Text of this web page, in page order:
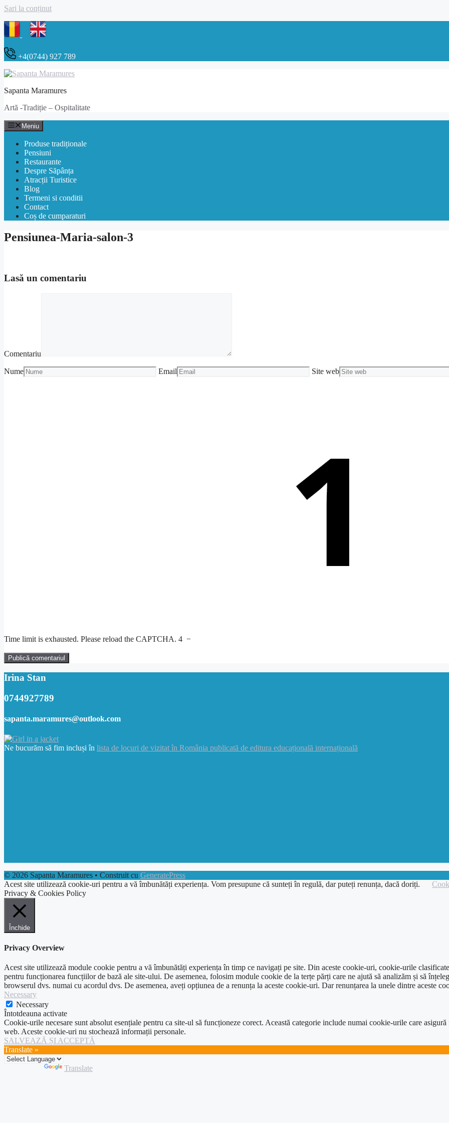
Sari la conținut
+4(0744) 927 789
Sapanta Maramures
Artă -Tradiție – Ospitalitate
Meniu
Produse tradiționale
Pensiuni
Restaurante
Despre Săpânța
Atracții Turistice
Blog
Termeni si conditii
Contact
Coș de cumparaturi
Pensiunea-Maria-salon-3
Lasă un comentariu
Comentariu
Nume Email Site web
Time limit is exhausted. Please reload the CAPTCHA. 4 −
Irina Stan
0744927789
sapanta.maramures@outlook.com
Ne bucurăm să fim incluși în lista de locuri de vizitat în România publicată de editura educațională internațională
© 2026 Sapanta Maramures • Construit cu GeneratePress
Acest site utilizează cookie-uri pentru a vă îmbunătăți experiența. Vom presupune că sunteți în regulă, dar puteți renunța, dacă doriți.
Privacy & Cookies Policy
Închide
Privacy Overview
Acest site utilizează module cookie pentru a vă îmbunătăți experiența în timp ce navigați pe site. Din aceste cookie-uri, cookie-urile
pentru funcționarea funcțiilor de bază ale site-ului. De asemenea, folosim module cookie de la terțe părți care ne ajută să analizăm și să
browserul dvs. numai cu acordul dvs. De asemenea, aveți opțiunea de a renunța la aceste cookie-uri. Dar renunțarea la unele dintre aceste
Necessary
Necessary
Întotdeauna activate
Cookie-urile necesare sunt absolut esențiale pentru ca site-ul să funcționeze corect. Această categorie include numai cookie-urile care
web. Aceste cookie-uri nu stochează informații personale.
SALVEAZĂ ȘI ACCEPTĂ
Translate »
Translate